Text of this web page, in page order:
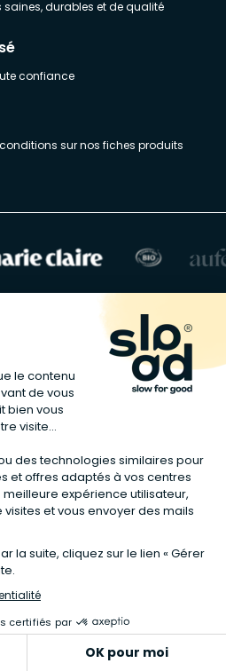
saines, durables et de qualité
confiance
sur nos fiches produits
Besoin d’aide ?
Retours
Aide
Contact
Donnez-nous votre avis !